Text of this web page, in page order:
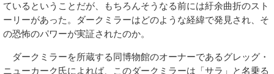
ているということだが、もちろんそうなる前には紆余曲折のスト
ーリーがあった。ダークミラーはどのような経緯で発見され、そ
の恐怖のパワーが実証されたのか。
ダークミラーを所蔵する同博物館のオーナーであるグレッグ・
ニューカーク氏によれば、このダークミラーは「サラ」と名乗る